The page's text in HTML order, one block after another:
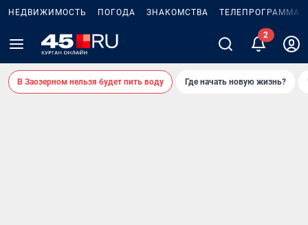
НЕДВИЖИМОСТЬ ПОГОДА ЗНАКОМСТВА ТЕЛЕПРОГРАММА
2
В Заозерном нельзя будет пить воду Где начать новую жизнь?